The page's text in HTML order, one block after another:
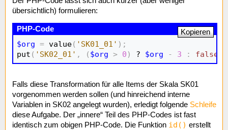
übersichtlich) formulieren:
$org = value( 'SK01_01' ) ;
put ( 'SK02_01' , ( $org > 0 ) ? $org - 3 : false
Kopieren
Falls diese Transformation für alle Items der Skala SK01
vorgenommen werden sollen (und hinreichend interne
Variablen in SK02 angelegt wurden), erledigt folgende Schleife
diese Aufgabe. Der „innere“ Teil des PHP-Codes ist fast
identisch zum obigen PHP-Code. Die Funktion id() erstellt